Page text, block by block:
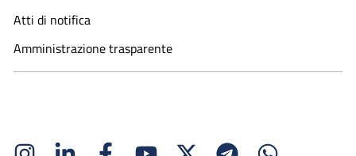
Atti di notifica
Amministrazione trasparente